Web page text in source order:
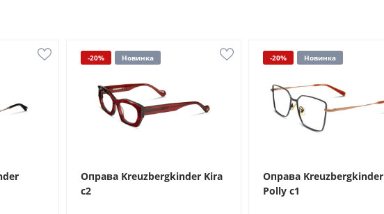
-20% Новинка
Оправа Kreuzbergkinder Kira
c2
-20% Новинка
Оправа Kreuzbergkinder
Polly c1